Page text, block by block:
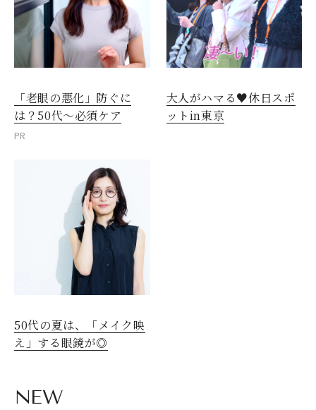
「老眼の悪化」防ぐに
は？50代～必須ケア
PR
大人がハマる♥休日スポ
ットin東京
50代の夏は、「メイク映
え」する眼鏡が◎
NEW